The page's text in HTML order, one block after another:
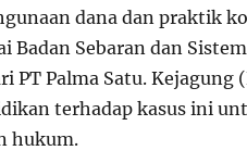
dana dan praktik
Badan Sebaran dan
PT Palma Satu. Kejagung
terhadap kasus ini
hukum.